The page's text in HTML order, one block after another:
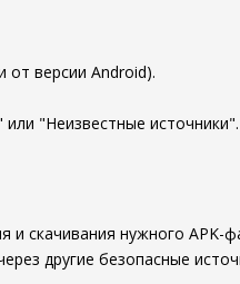
от версии Android).
"Неизвестные источники".
и скачивания нужного APK-
другие безопасные